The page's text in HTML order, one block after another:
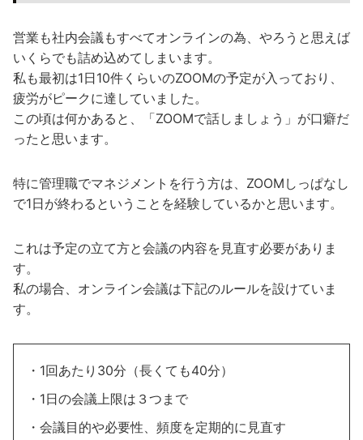
営業も社内会議もすべてオンラインの為、やろうと思えば
いくらでも詰め込めてしまいます。
私も最初は1日10件くらいのZOOMの予定が入っており、
疲労がピークに達していました。
この頃は何かあると、「ZOOMで話しましょう」が口癖だ
ったと思います。
特に管理職でマネジメントを行う方は、ZOOMしっぱなし
で1日が終わるということを経験しているかと思います。
これは予定の立て方と会議の内容を見直す必要がありま
す。
私の場合、オンライン会議は下記のルールを設けていま
す。
・1回あたり30分（長くても40分）
・1日の会議上限は３つまで
・会議目的や必要性、頻度を定期的に見直す